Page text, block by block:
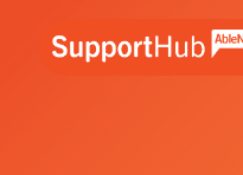
Vaya a la página